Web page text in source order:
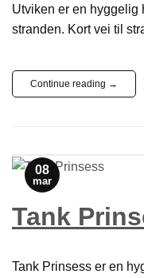
Utviken er en hyggelig
stranden. Kort vei til
Continue reading →
08
mar
Tank
Tank Prinsess er en